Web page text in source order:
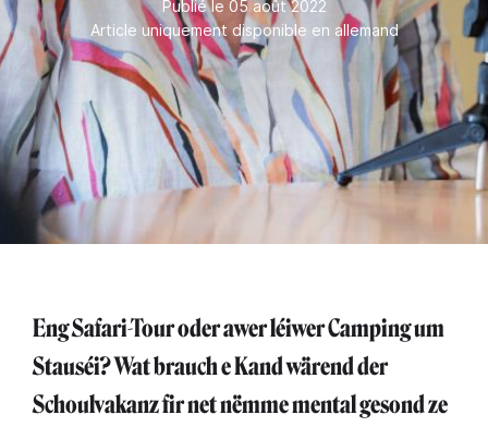
Publié le 05 août 2022
Article uniquement disponible en allemand
Eng Safari-Tour oder awer léiwer Camping um
Stauséi? Wat brauch e Kand wärend der
Schoulvakanz fir net nëmme mental gesond ze